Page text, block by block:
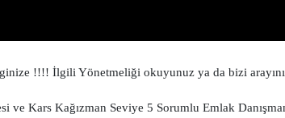
!!!! İlgili Yönetmeliği okuyunuz ya da bizi
ve Kars Kağızman Seviye 5 Sorumlu Emlak